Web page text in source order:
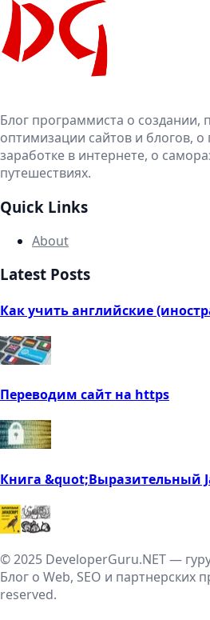
Блог программиста о создании,
оптимизации сайтов и блогов, о
заработке в интернете, о
путешествиях.
Quick Links
About
Latest Posts
Как учить английские
Переводим сайт на https
Книга &quot;Выразительный
© 2025 DeveloperGuru.NET —
Блог о Web, SEO и партнерских
reserved.